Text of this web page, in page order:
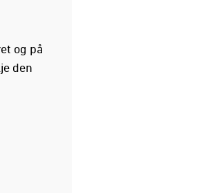
og på
den